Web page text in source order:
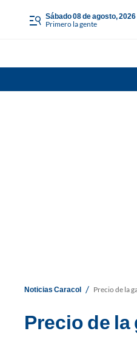
sábado 08 de agosto, 2026
Primero la gente
Noticias Caracol / Precio de la
Precio de